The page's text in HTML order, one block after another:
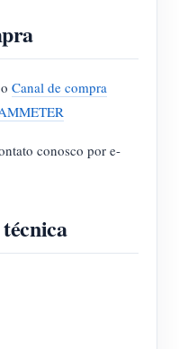
Canal de compra
conosco por e-